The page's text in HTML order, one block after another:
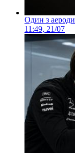
Один з
11:49, 21/07